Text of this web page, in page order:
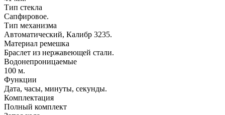
Тип стекла
Сапфировое.
Тип механизма
Автоматический, Калибр 3235.
Материал ремешка
Браслет из нержавеющей стали.
Водонепроницаемые
100 м.
Функции
Дата, часы, минуты, секунды.
Комплектация
Полный комплект